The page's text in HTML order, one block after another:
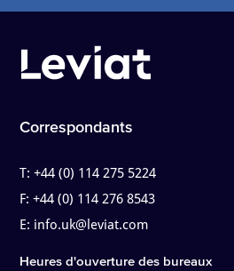
Correspondants
T:+44 (0) 114 275 5224
F:+44 (0) 114 276 8543
E: info.uk@leviat.com
Heures d'ouverture des bureaux